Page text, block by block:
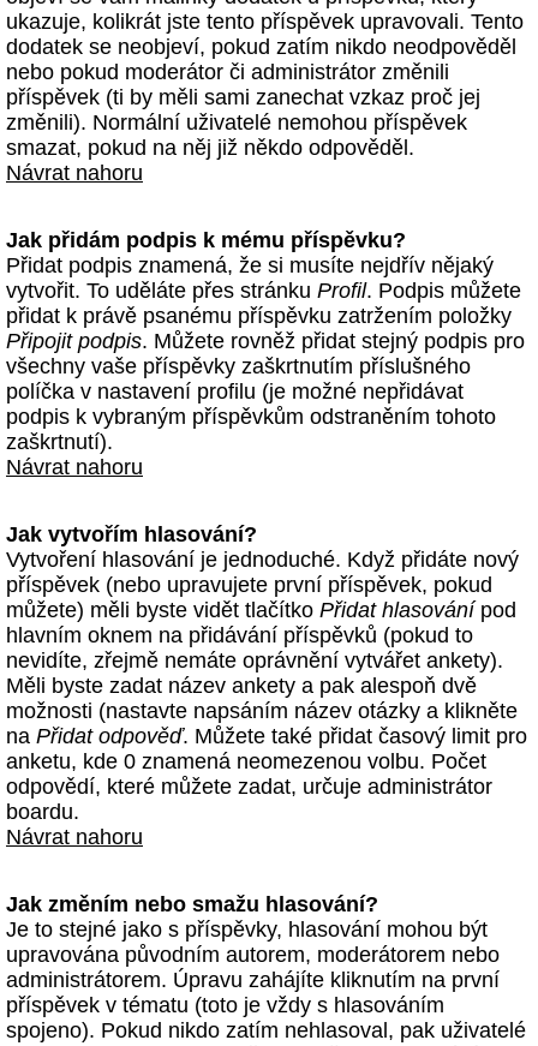
ukazuje, kolikrát jste tento příspěvek upravovali. Tento
dodatek se neobjeví, pokud zatím nikdo neodpověděl
nebo pokud moderátor či administrátor změnili
příspěvek (ti by měli sami zanechat vzkaz proč jej
změnili). Normální uživatelé nemohou příspěvek
smazat, pokud na něj již někdo odpověděl.
Návrat nahoru
Jak přidám podpis k mému příspěvku?
Přidat podpis znamená, že si musíte nejdřív nějaký
vytvořit. To uděláte přes stránku Profil. Podpis můžete
přidat k právě psanému příspěvku zatržením položky
Připojit podpis. Můžete rovněž přidat stejný podpis pro
všechny vaše příspěvky zaškrtnutím příslušného
políčka v nastavení profilu (je možné nepřidávat
podpis k vybraným příspěvkům odstraněním tohoto
zaškrtnutí).
Návrat nahoru
Jak vytvořím hlasování?
Vytvoření hlasování je jednoduché. Když přidáte nový
příspěvek (nebo upravujete první příspěvek, pokud
můžete) měli byste vidět tlačítko Přidat hlasovánípod
hlavním oknem na přidávání příspěvků (pokud to
nevidíte, zřejmě nemáte oprávnění vytvářet ankety).
Měli byste zadat název ankety a pak alespoň dvě
možnosti (nastavte napsáním název otázky a klikněte
na Přidat odpověď. Můžete také přidat časový limit pro
anketu, kde 0 znamená neomezenou volbu. Počet
odpovědí, které můžete zadat, určuje administrátor
boardu.
Návrat nahoru
Jak změním nebo smažu hlasování?
Je to stejné jako s příspěvky, hlasování mohou být
upravována původním autorem, moderátorem nebo
administrátorem. Úpravu zahájíte kliknutím na první
příspěvek v tématu (toto je vždy s hlasováním
spojeno). Pokud nikdo zatím nehlasoval, pak uživatelé